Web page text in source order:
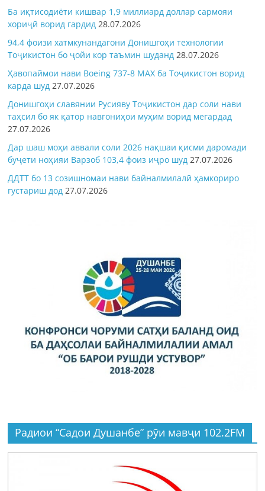
Ба иқтисодиёти кишвар 1,9 миллиард доллар сармояи
хориҷӣ ворид гардид 28.07.2026
94,4 фоизи хатмкунандагони Донишгоҳи технологии
Тоҷикистон бо ҷойи кор таъмин шуданд 28.07.2026
Ҳавопаймои нави Boeing 737-8 MAX ба Тоҷикистон ворид
карда шуд 27.07.2026
Донишгоҳи славянии Русияву Тоҷикистон дар соли нави
таҳсил бо як қатор навгониҳои муҳим ворид мегардад
27.07.2026
Дар шаш моҳи аввали соли 2026 нақшаи қисми даромади
буҷети ноҳияи Варзоб 103,4 фоиз иҷро шуд 27.07.2026
ДДТТ бо 13 созишномаи нави байналмилалӣ ҳамкориро
густариш дод 27.07.2026
Радиои “Садои Душанбе” рӯи мавҷи 102.2FM